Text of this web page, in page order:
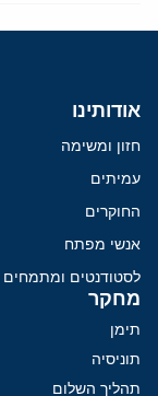
אודותינו
חזון ומשימה
עמיתים
החוקרים
אנשי מפתח
לסטודנטים ומתמחים
מחקר
תימן
תוניסיה
תהליך השלום